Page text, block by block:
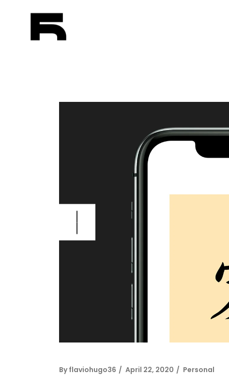
By flaviohugo36 April 22, 2020 Personal
Baccarat